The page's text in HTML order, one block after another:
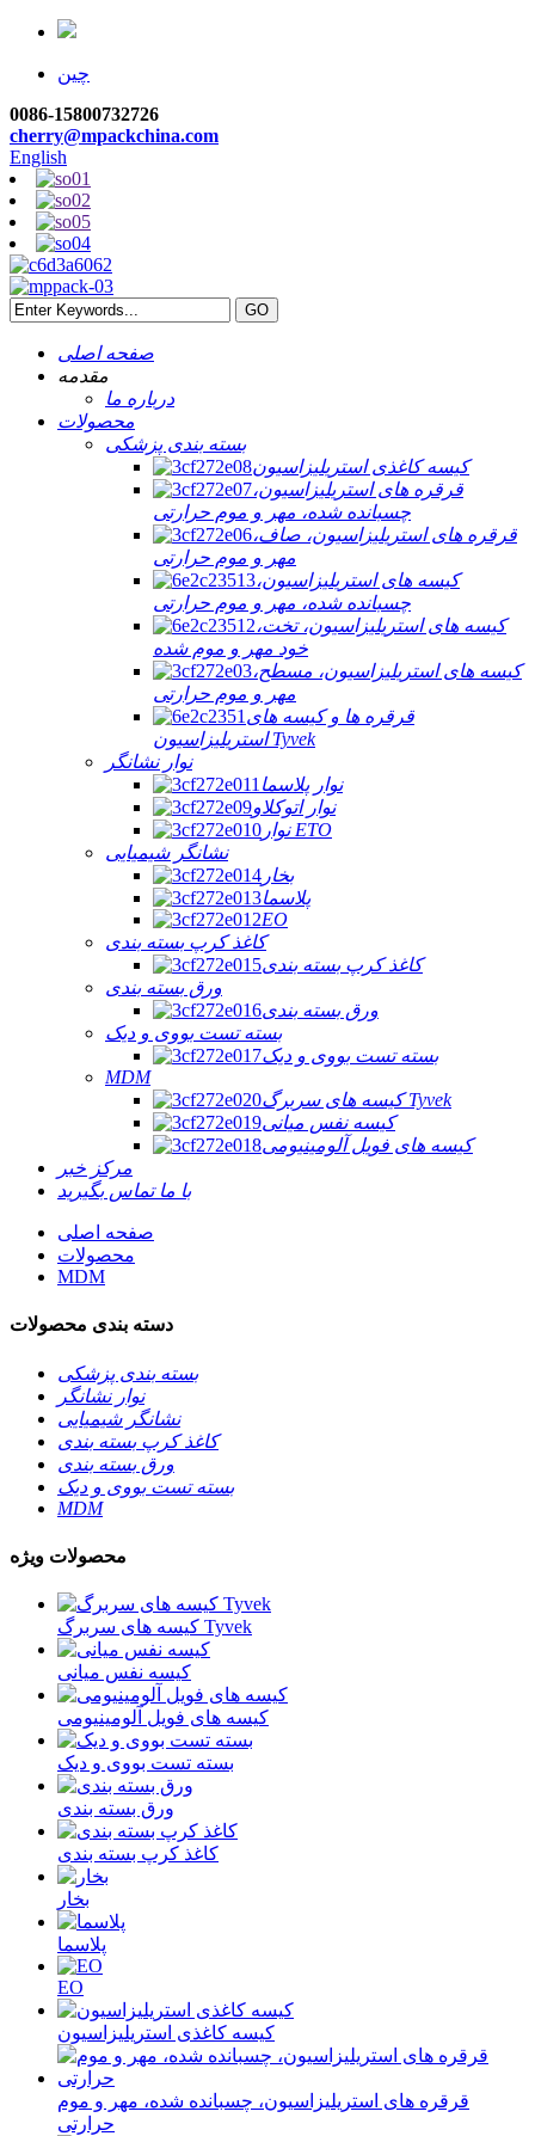
چین
0086-15800732726
cherry@mpackchina.com
English
صفحه اصلی
مقدمه
درباره ما
محصولات
بسته بندی پزشکی
کیسه کاغذی استریلیزاسیون
قرقره های استریلیزاسیون،
چسبانده شده، مهر و موم حرارتی
قرقره های استریلیزاسیون، صاف،
مهر و موم حرارتی
کیسه های استریلیزاسیون،
چسبانده شده، مهر و موم حرارتی
کیسه های استریلیزاسیون، تخت،
خود مهر و موم شده
کیسه های استریلیزاسیون، مسطح،
مهر و موم حرارتی
قرقره ها و کیسه های
استریلیزاسیون Tyvek
نوار نشانگر
نوار پلاسما
نوار اتوکلاو
نوار ETO
نشانگر شیمیایی
بخار
پلاسما
EO
کاغذ کرپ بسته بندی
کاغذ کرپ بسته بندی
ورق بسته بندی
ورق بسته بندی
بسته تست بووی و دیک
بسته تست بووی و دیک
MDM
کیسه های سربرگ Tyvek
کیسه نفس میانی
کیسه های فویل آلومینیومی
مرکز خبر
با ما تماس بگیرید
صفحه اصلی
محصولات
MDM
دسته بندی محصولات
بسته بندی پزشکی
نوار نشانگر
نشانگر شیمیایی
کاغذ کرپ بسته بندی
ورق بسته بندی
بسته تست بووی و دیک
MDM
محصولات ویژه
کیسه های سربرگ Tyvek
کیسه نفس میانی
کیسه های فویل آلومینیومی
بسته تست بووی و دیک
ورق بسته بندی
کاغذ کرپ بسته بندی
بخار
پلاسما
EO
کیسه کاغذی استریلیزاسیون
قرقره های استریلیزاسیون، چسبانده شده، مهر و موم
حرارتی